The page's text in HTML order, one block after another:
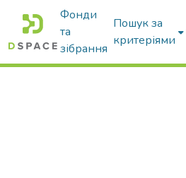
Фонди
та
зібрання
Пошук за
критеріями